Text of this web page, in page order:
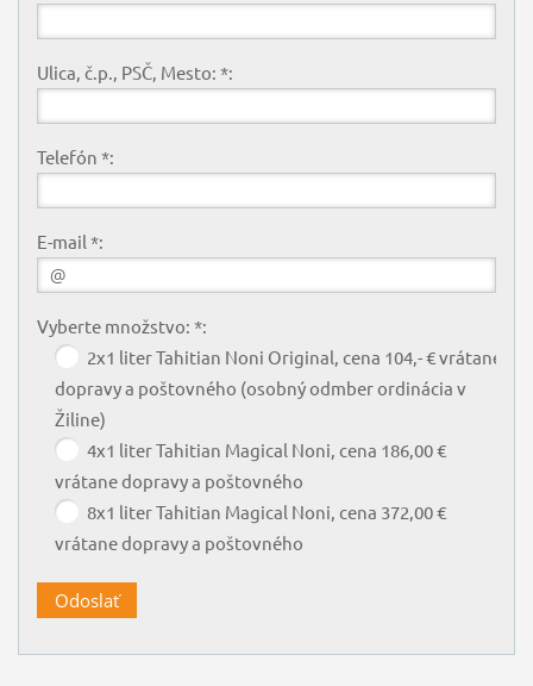
Ulica, č.p., PSČ, Mesto: *:
Telefón *:
E-mail *:
Vyberte množstvo: *:
2x1 liter Tahitian Noni Original, cena 104,- € vrátane
dopravy a poštovného (osobný odmber ordinácia v
Žiline)
4x1 liter Tahitian Magical Noni, cena 186,00 €
vrátane dopravy a poštovného
8x1 liter Tahitian Magical Noni, cena 372,00 €
vrátane dopravy a poštovného